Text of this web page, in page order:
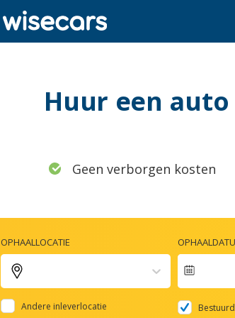
Huur een auto
Geen verborgen kosten
OPHAALLOCATIE
Andere inleverlocatie
to